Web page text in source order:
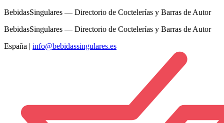
BebidasSingulares — Directorio de Coctelerías y Barras de Autor
BebidasSingulares — Directorio de Coctelerías y Barras de Autor
España | info@bebidassingulares.es